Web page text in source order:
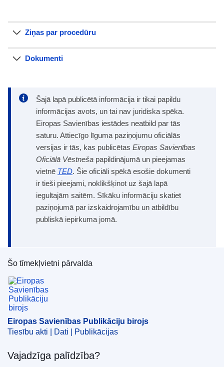
Ziņas par procedūru
Dokumenti
Šajā lapā publicētā informācija ir tikai papildu
informācijas avots, un tai nav juridiska spēka.
Eiropas Savienības iestādes neatbild par tās
saturu. Attiecīgo līguma paziņojumu oficiālās
versijas ir tās, kas publicētas Eiropas Savienības
Oficiālā Vēstneša papildinājumā un pieejamas
vietnē TED. Šie oficiāli spēkā esošie dokumenti
ir tieši pieejami, noklikšķinot uz šajā lapā
iegultajām saitēm. Sīkāku informāciju skatiet
paziņojumā par izskaidrojamību un atbildību
publiskā iepirkuma jomā.
Eiropas Savienības Publikāciju birojs
Šo tīmekļvietni pārvalda
Eiropas Savienības Publikāciju birojs
Tiesību akti | Dati | Publikācijas
Vajadzīga palīdzība?